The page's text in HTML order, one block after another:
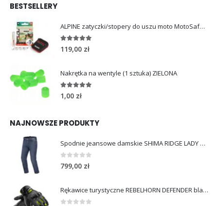
BESTSELLERY
ALPINE zatyczki/stopery do uszu moto MotoSafe Pro
4.96out of 5
119,00 zł
Nakrętka na wentyle (1 sztuka) ZIELONA
5.00 out of 5
1,00 zł
NAJNOWSZE PRODUKTY
Spodnie jeansowe damskie SHIMA RIDGE LADY blue
0out of 5
799,00 zł
Rękawice turystyczne REBELHORN DEFENDER black yellow fluo